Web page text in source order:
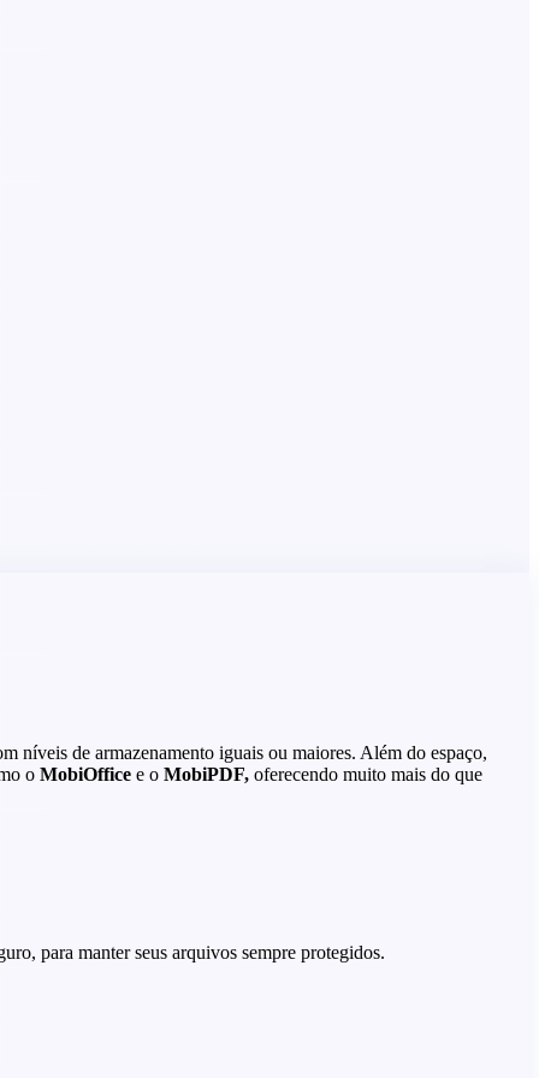
níveis de armazenamento iguais ou maiores. Além do espaço,
o MobiOffice e o MobiPDF, oferecendo muito mais do que
para manter seus arquivos sempre protegidos.